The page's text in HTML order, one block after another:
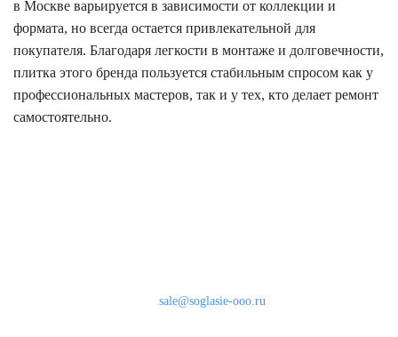
в Москве варьируется в зависимости от коллекции и
формата, но всегда остается привлекательной для
покупателя. Благодаря легкости в монтаже и долговечности,
плитка этого бренда пользуется стабильным спросом как у
профессиональных мастеров, так и у тех, кто делает ремонт
самостоятельно.
sale@soglasie-ooo.ru